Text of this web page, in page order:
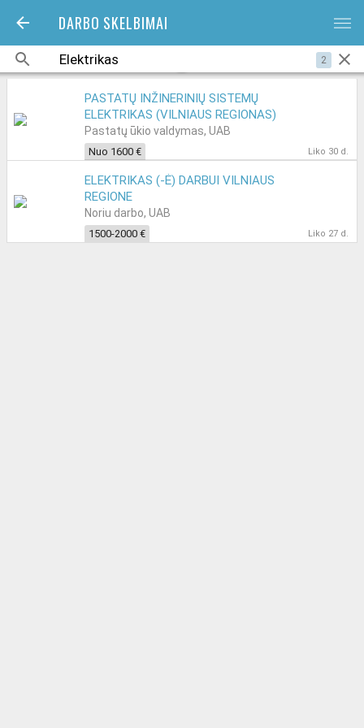
DARBO SKELBIMAI bars
2
PASTATŲ INŽINERINIŲ SISTEMŲ
ELEKTRIKAS (VILNIAUS REGIONAS)
Pastatų ūkio valdymas, UAB
Nuo 1600 € Liko 30 d.
ELEKTRIKAS (-Ė) DARBUI VILNIAUS
REGIONE
Noriu darbo, UAB
1500-2000 € Liko 27 d.